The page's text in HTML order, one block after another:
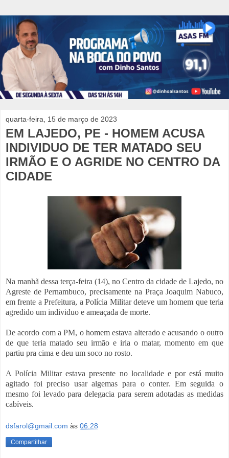
quarta-feira, 15 de março de 2023
EM LAJEDO, PE - HOMEM ACUSA
INDIVIDUO DE TER MATADO SEU
IRMÃO E O AGRIDE NO CENTRO DA
CIDADE
Na manhã dessa terça-feira (14), no Centro da cidade de Lajedo, no
Agreste de Pernambuco, precisamente na Praça Joaquim Nabuco,
em frente a Prefeitura, a Polícia Militar deteve um homem que teria
agredido um individuo e ameaçada de morte.
De acordo com a PM, o homem estava alterado e acusando o outro
de que teria matado seu irmão e iria o matar, momento em que
partiu pra cima e deu um soco no rosto.
A Polícia Militar estava presente no localidade e por está muito
agitado foi preciso usar algemas para o conter. Em seguida o
mesmo foi levado para delegacia para serem adotadas as medidas
cabíveis.
dsfarol@gmail.com às 06:28
Compartilhar